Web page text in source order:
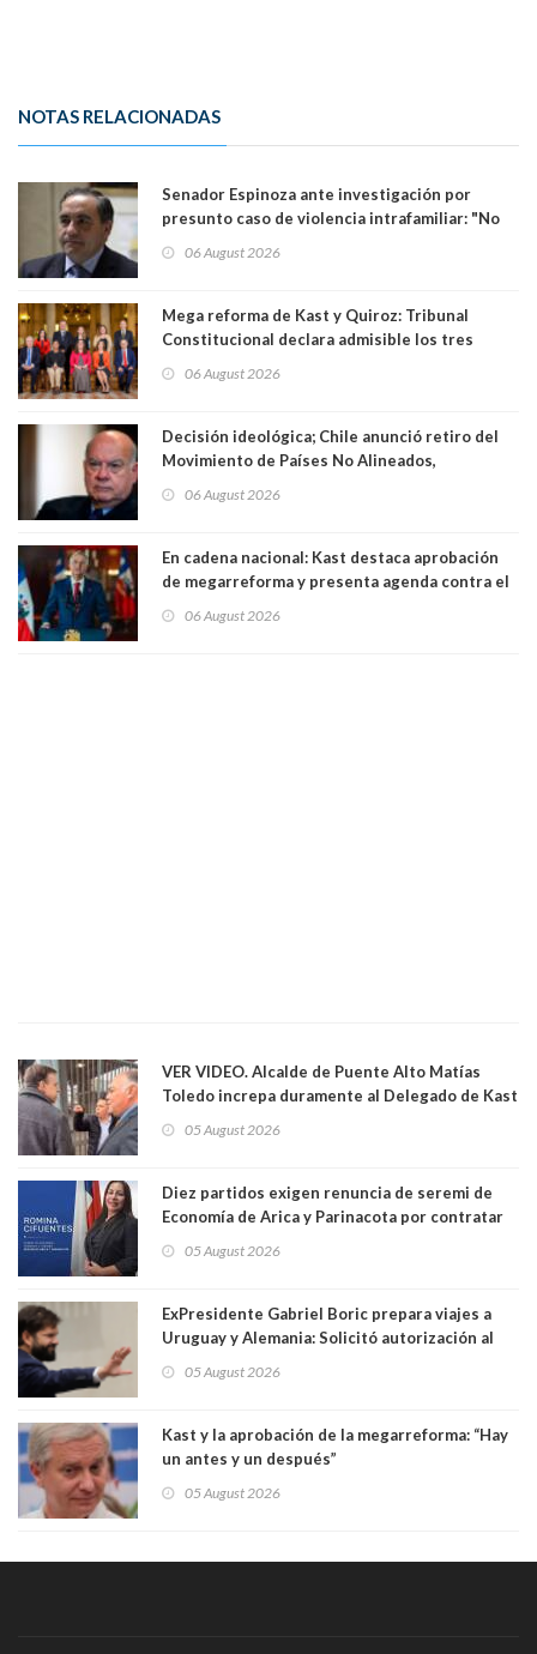
NOTAS RELACIONADAS
Senador Espinoza ante investigación por
presunto caso de violencia intrafamiliar: "No
antecedentes a Tribunal Supremo
06 August 2026
Mega reforma de Kast y Quiroz: Tribunal
Constitucional declara admisible los tres
06 August 2026
Decisión ideológica; Chile anunció retiro del
Movimiento de Países No Alineados,
1971. Excanciller Insulza lamentó decisión
06 August 2026
En cadena nacional: Kast destaca aprobación
de megarreforma y presenta agenda contra el
06 August 2026
VER VIDEO. Alcalde de Puente Alto Matías
Toledo increpa duramente al Delegado de Kast
delegado nuevamente arrancando"
05 August 2026
Diez partidos exigen renuncia de seremi de
Economía de Arica y Parinacota por contratar
una militante de RN, detenida con 47 kilos de
05 August 2026
ExPresidente Gabriel Boric prepara viajes a
Uruguay y Alemania: Solicitó autorización al
05 August 2026
Kast y la aprobación de la megarreforma: “Hay
un antes y un después”
05 August 2026